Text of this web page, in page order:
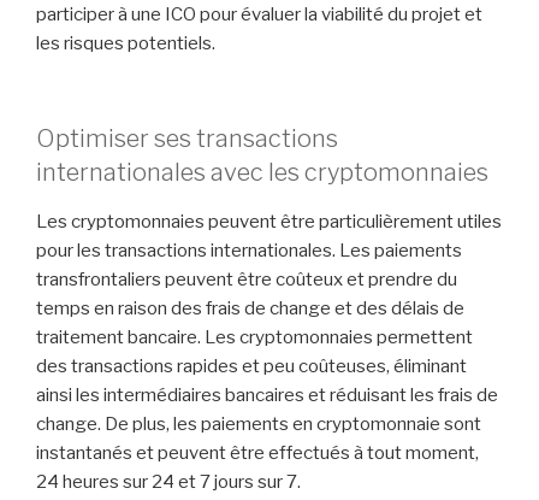
participer à une ICO pour évaluer la viabilité du projet et
les risques potentiels.
Optimiser ses transactions
internationales avec les cryptomonnaies
Les cryptomonnaies peuvent être particulièrement utiles
pour les transactions internationales. Les paiements
transfrontaliers peuvent être coûteux et prendre du
temps en raison des frais de change et des délais de
traitement bancaire. Les cryptomonnaies permettent
des transactions rapides et peu coûteuses, éliminant
ainsi les intermédiaires bancaires et réduisant les frais de
change. De plus, les paiements en cryptomonnaie sont
instantanés et peuvent être effectués à tout moment,
24 heures sur 24 et 7 jours sur 7.